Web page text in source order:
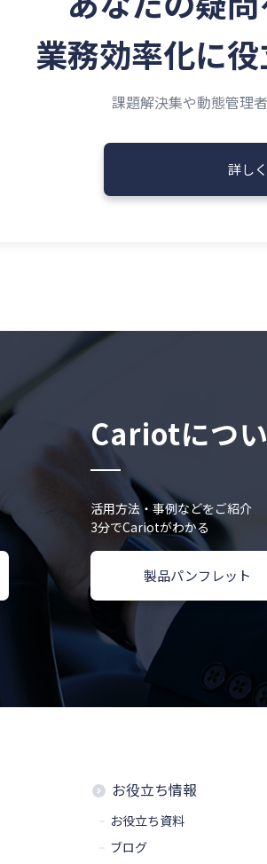
業務効率化に
課題解決集や動態管理
詳し
Cariotにつ
活用方法・事例などをご紹介
3分でCariotがわかる
製品パンフレット
お役立ち情報
お役立ち資料
ブログ